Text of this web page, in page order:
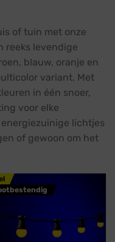
of tuin met onze
reeks levendige
blauw, oranje en
variant. Met
in één snoer,
voor elke
lichtjes
of gewoon om het